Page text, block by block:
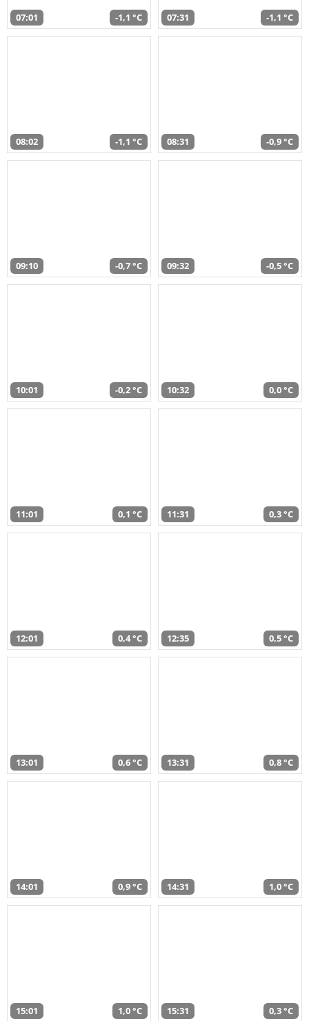
07:01 -1,1 °C 07:31 -1,1 °C
08:02 -1,1 °C 08:31 -0,9 °C
09:10 -0,7 °C 09:32 -0,5 °C
10:01 -0,2 °C 10:32 0,0 °C
11:01 0,1 °C 11:31 0,3 °C
12:01 0,4 °C 12:35 0,5 °C
13:01 0,6 °C 13:31 0,8 °C
14:01 0,9 °C 14:31 1,0 °C
15:01 1,0 °C 15:31 0,3 °C